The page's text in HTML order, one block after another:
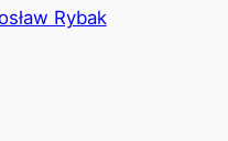
Rybak